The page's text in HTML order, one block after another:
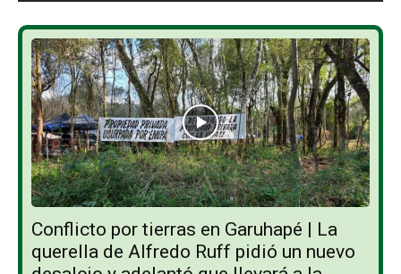
Conflicto por tierras en Garuhapé | La
querella de Alfredo Ruff pidió un nuevo